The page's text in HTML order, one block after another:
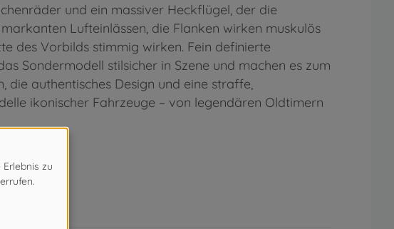
und ein massiver Heckflügel, der die
Lufteinlässen, die Flanken wirken muskulös
des Vorbilds stimmig wirken. Fein definierte
Sondermodell stilsicher in Szene und machen es zum
die authentisches Design und eine straffe,
ikonischer Fahrzeuge – von legendären Oldtimern